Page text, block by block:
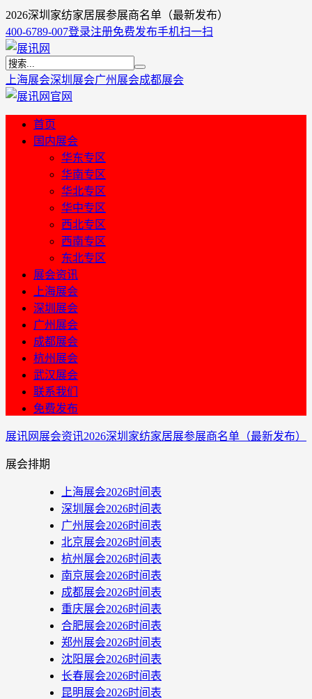
2026深圳家纺家居展参展商名单（最新发布）
400-6789-007登录注册免费发布手机扫一扫
上海展会深圳展会广州展会成都展会
首页
国内展会
华东专区
华南专区
华北专区
华中专区
西北专区
西南专区
东北专区
展会资讯
上海展会
深圳展会
广州展会
成都展会
杭州展会
武汉展会
联系我们
免费发布
展讯网 展会资讯2026深圳家纺家居展参展商名单（最新发布）
展会排期
上海展会2026时间表
深圳展会2026时间表
广州展会2026时间表
北京展会2026时间表
杭州展会2026时间表
南京展会2026时间表
成都展会2026时间表
重庆展会2026时间表
合肥展会2026时间表
郑州展会2026时间表
沈阳展会2026时间表
长春展会2026时间表
昆明展会2026时间表